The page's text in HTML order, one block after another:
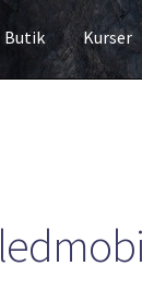
Butik Kurser